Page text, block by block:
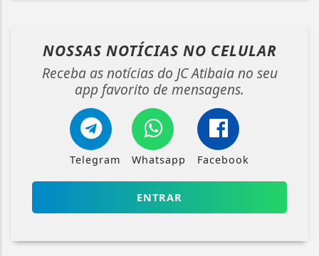
NOSSAS NOTÍCIAS NO CELULAR
Receba as notícias do JC Atibaia no seu
app favorito de mensagens.
Telegram Whatsapp Facebook
ENTRAR